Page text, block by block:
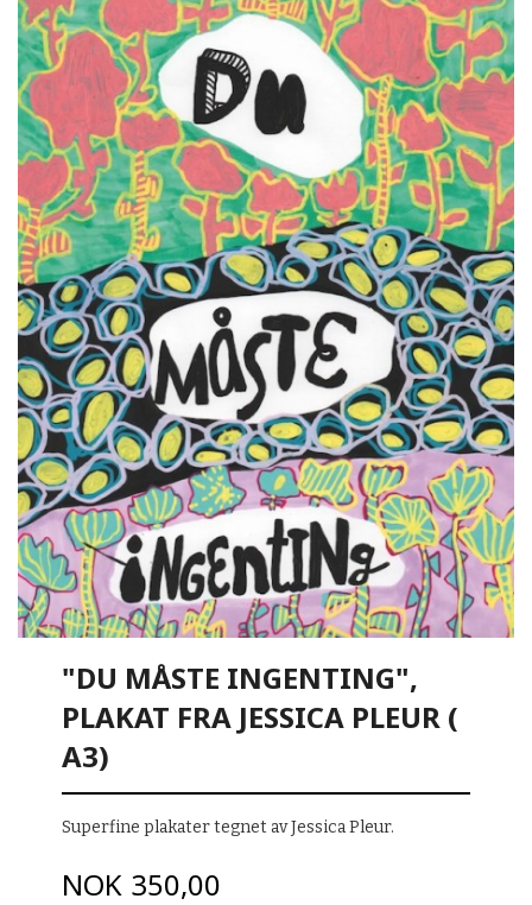
"DU MÅSTE INGENTING",
PLAKAT FRA JESSICA PLEUR (
A3)
Superfine plakater tegnet av Jessica Pleur.
Pris
NOK 350,00